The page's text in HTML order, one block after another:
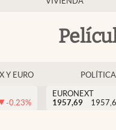
Y EURO POLÍTICA
-0.23%
EURONEXT
1957,69